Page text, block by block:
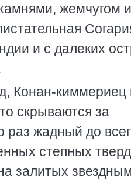
жемчугом и
и с далеких
Конан-киммериец
скрываются за
раз жадный до
степных
залитых